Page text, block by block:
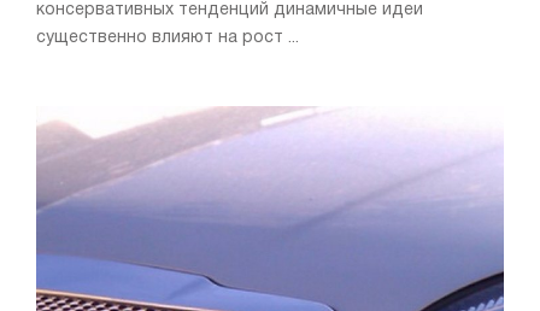
консервативных тенденций динамичные идеи
существенно влияют на рост ...